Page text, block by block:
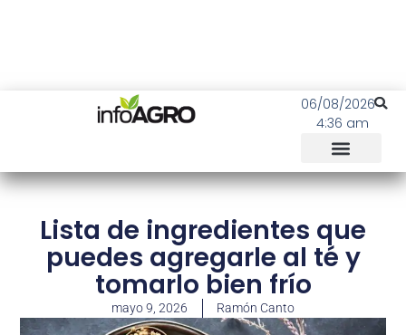
06/08/2026
4:36 am
Lista de ingredientes que
puedes agregarle al té y
tomarlo bien frío
mayo 9, 2026 Ramón Canto